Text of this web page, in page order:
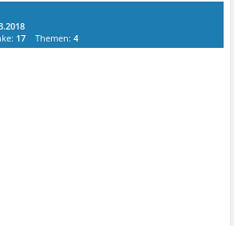
17 Themen:4